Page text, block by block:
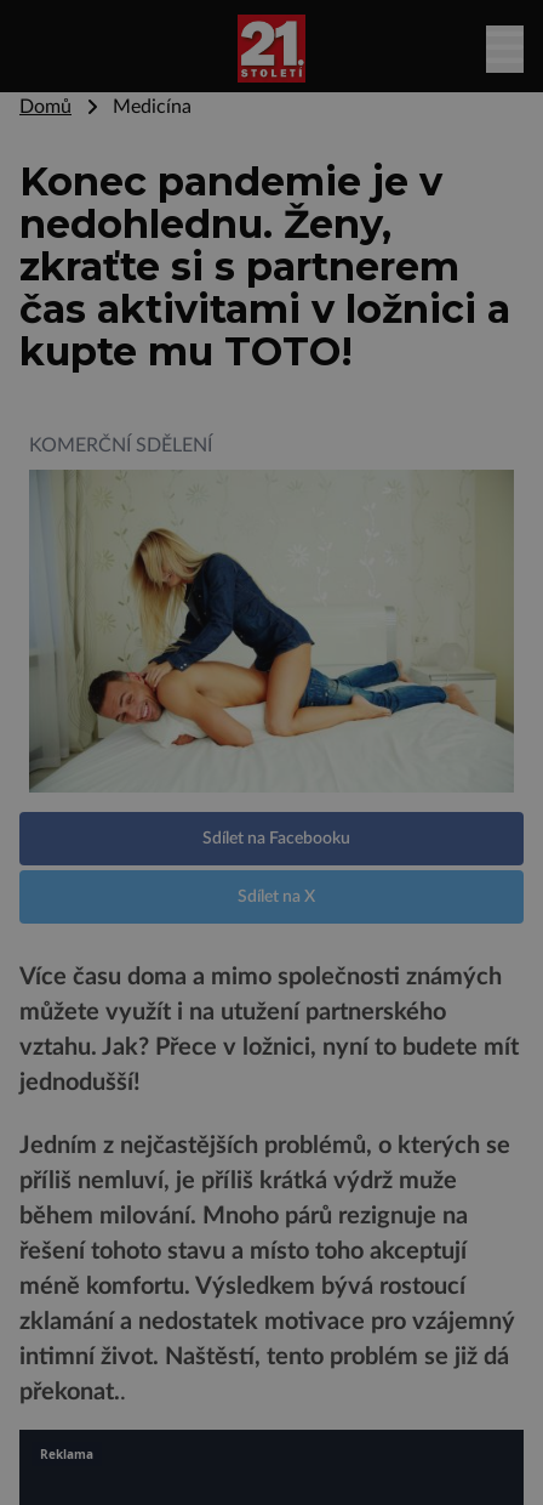
Domů Medicína
Konec pandemie je v
nedohlednu. Ženy,
zkraťte si s partnerem
čas aktivitami v ložnici a
kupte mu TOTO!
KOMERČNÍ SDĚLENÍ
Sdílet na Facebooku
Sdílet na X
Více času doma a mimo společnosti známých
můžete využít i na utužení partnerského
vztahu. Jak? Přece v ložnici, nyní to budete mít
jednodušší!
Jedním z nejčastějších problémů, o kterých se
příliš nemluví, je příliš krátká výdrž muže
během milování. Mnoho párů rezignuje na
řešení tohoto stavu a místo toho akceptují
méně komfortu. Výsledkem bývá rostoucí
zklamání a nedostatek motivace pro vzájemný
intimní život. Naštěstí, tento problém se již dá
překonat..
Reklama